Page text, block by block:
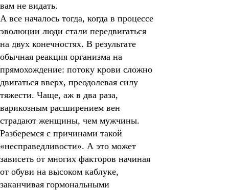
вам не видать.
А все началось тогда, когда в процессе
эволюции люди стали передвигаться
на двух конечностях. В результате
обычная реакция организма на
прямохождение: потоку крови сложно
двигаться вверх, преодолевая силу
тяжести. Чаще, аж в два раза,
варикозным расширением вен
страдают женщины, чем мужчины.
Разберемся с причинами такой
«несправедливости». А это может
зависеть от многих факторов начиная
от обуви на высоком каблуке,
заканчивая гормональными